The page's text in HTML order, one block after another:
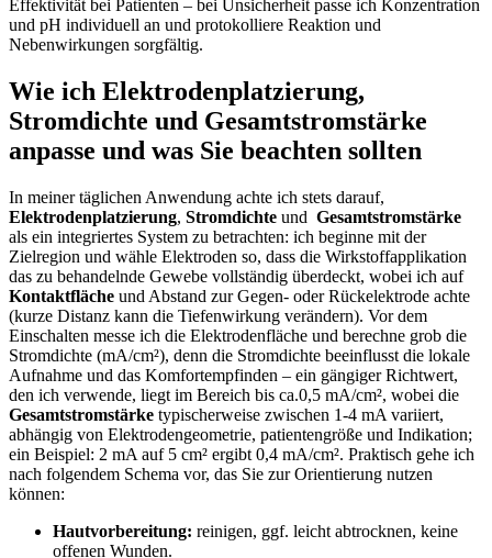
Effektivität bei Patienten – bei Unsicherheit passe ich Konzentration
und ‍pH individuell an und protokolliere ‌Reaktion und
Nebenwirkungen sorgfältig.
Wie ich Elektrodenplatzierung,
‌Stromdichte und Gesamtstromstärke
anpasse und was⁤ Sie beachten sollten
In meiner täglichen Anwendung achte ich stets ‌darauf,
Elektrodenplatzierung,⁣ Stromdichte ⁣und ‌ Gesamtstromstärke
als ‍ein integriertes ⁤System zu betrachten: ich beginne⁢ mit⁣ der
Zielregion und wähle Elektroden so, dass die Wirkstoffapplikation
⁣das zu‍ behandelnde Gewebe vollständig überdeckt, wobei ich auf
Kontaktfläche und Abstand ​zur Gegen- oder Rückelektrode achte
(kurze Distanz kann die Tiefenwirkung ‌verändern). Vor dem
Einschalten ​messe ich die Elektrodenfläche und berechne grob‌ die
Stromdichte (mA/cm²), denn die Stromdichte⁣ beeinflusst die​ lokale
Aufnahme und das Komfortempfinden‌ – ein ‌gängiger Richtwert,
den ich verwende,⁤ liegt⁣ im Bereich ‌bis ca.0,5 mA/cm², wobei die
Gesamtstromstärke typischerweise zwischen⁣ 1-4 mA⁢ variiert,
abhängig von Elektrodengeometrie, patientengröße ⁣und Indikation;
⁤ein Beispiel: 2 mA auf 5 cm² ergibt 0,4 mA/cm². Praktisch gehe ich
nach⁢ folgendem⁣ Schema vor, das Sie‍ zur Orientierung nutzen
können:
Hautvorbereitung: reinigen,​ ggf. leicht abtrocknen, keine
offenen Wunden.